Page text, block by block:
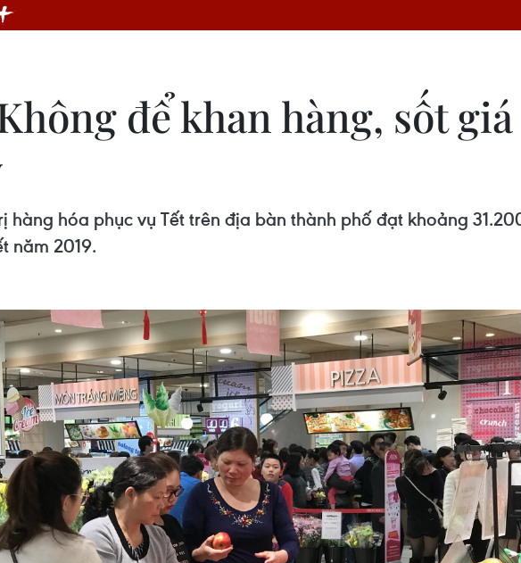
để khan hàng, sốt
hàng hóa phục vụ Tết trên địa bàn thành phố đạt khoảng
năm 2019.